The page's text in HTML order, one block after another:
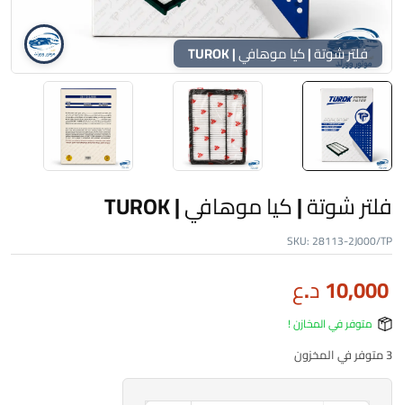
فلتر شوتة | كيا موهافي | TUROK
فلتر شوتة | كيا موهافي | TUROK
SKU: 28113-2J000/TP
10,000د.ع
متوفر في المخازن !
3 متوفر في المخزون